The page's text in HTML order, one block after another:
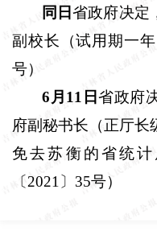
同日省政府决定
副校长（试用期一
号）
6 月 11 日省政府
府副秘书长（正厅长
免去苏衡的省统
〔2021 〕 35号）